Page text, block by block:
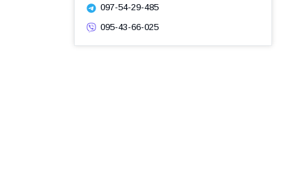
097-54-29-485
095-43-66-025